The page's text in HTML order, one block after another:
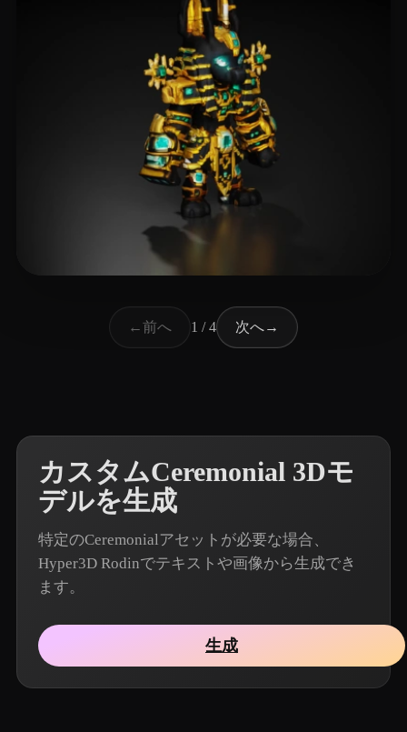
←前へ 1 / 4 次へ→
カスタムCeremonial 3Dモ
デルを生成
特定のCeremonialアセットが必要な場合、
Hyper3D Rodinでテキストや画像から生成でき
ます。
生成